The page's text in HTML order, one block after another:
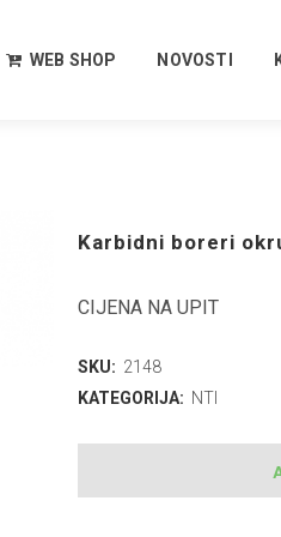
WEB SHOP NOVOSTI
Karbidni boreri
CIJENA NA UPIT
SKU: 2148
KATEGORIJA: NTI